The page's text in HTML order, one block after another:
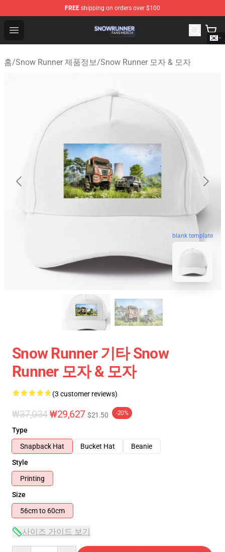
FREE shipping on orders over $100
Open menu
Snow Runner Shop - Official Snow Runner Merchandise
홈/Snow Runner 제품정보/Snow Runner 모자 & 모자
blank template
Snow Runner 기타 Snow
Runner 모자 & 모자
(3 customer reviews)
₩37,034₩29,627 $21.50 -20%
Type
Snapback Hat
Bucket Hat
Beanie
Style
Printing
Size
56cm to 60cm
사이즈 가이드 보기